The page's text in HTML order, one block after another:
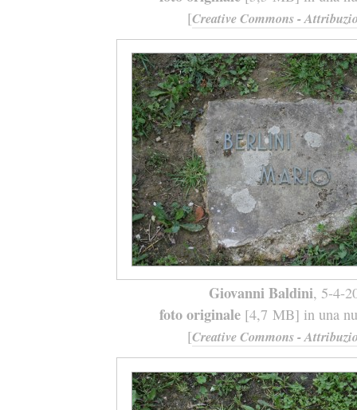
[Creative Commons -
Giovanni Baldini, 5-4-
foto originale[4,7 MB] in una
[Creative Commons -